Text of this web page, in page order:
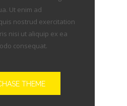
Ut enim ad
nostrud exercitation
nisi ut aliquip ex ea
consequat.
THEME